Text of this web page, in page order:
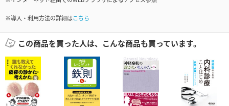
※導入・利用方法の詳細はこちら
この商品を買った人は、こんな商品も買っています。